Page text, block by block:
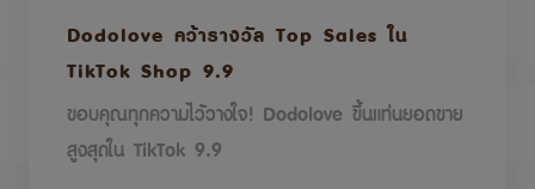
Dodolove คว้ารางวัล Top Sales ใน
TikTok Shop 9.9
ขอบคุณทุกความไว้วางใจ! Dodolove ขึ้นแท่นยอดขาย
สูงสุดใน TikTok 9.9